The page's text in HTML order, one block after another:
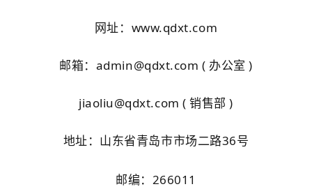
网址：www.qdxt.com
邮箱：admin@qdxt.com ( 办公室 )
jiaoliu@qdxt.com ( 销售部 )
地址：山东省青岛市市场二路36号
邮编：266011